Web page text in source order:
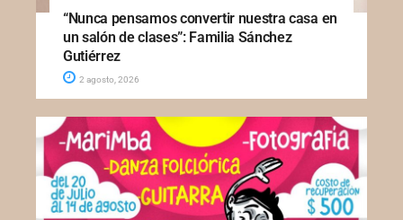
“Nunca pensamos convertir nuestra casa en
un salón de clases”: Familia Sánchez
Gutiérrez
2 agosto, 2026